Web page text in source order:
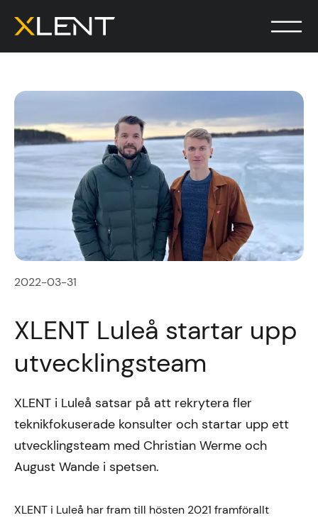
2022-03-31
XLENT Luleå startar upp
utvecklingsteam
XLENT i Luleå satsar på att rekrytera fler
teknikfokuserade konsulter och startar upp ett
utvecklingsteam med Christian Werme och
August Wande i spetsen.
XLENT i Luleå har fram till hösten 2021 framförallt